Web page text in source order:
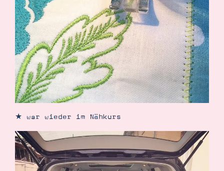
★ war wieder im Nähkurs